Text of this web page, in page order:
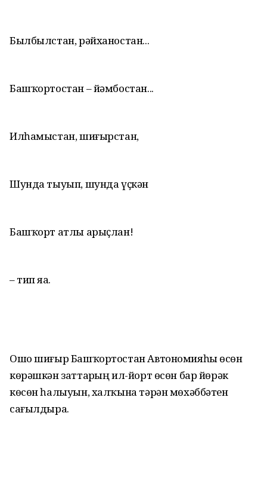
Былбылстан, рәйханостан...
Башҡортостан – йәмбостан...
Илһамыстан, шиғырстан,
Шунда тыуып, шунда үҫкән
Башҡорт атлы арыҫлан!
– тип яҙа.
Ошо шиғыр Башҡортостан Авто­номияһы өсөн
көрәшкән заттарҙың ил-йорт өсөн бар йөрәк
көсөн һалыуын, халҡына тәрән мөхәббәтен
сағылдыра.